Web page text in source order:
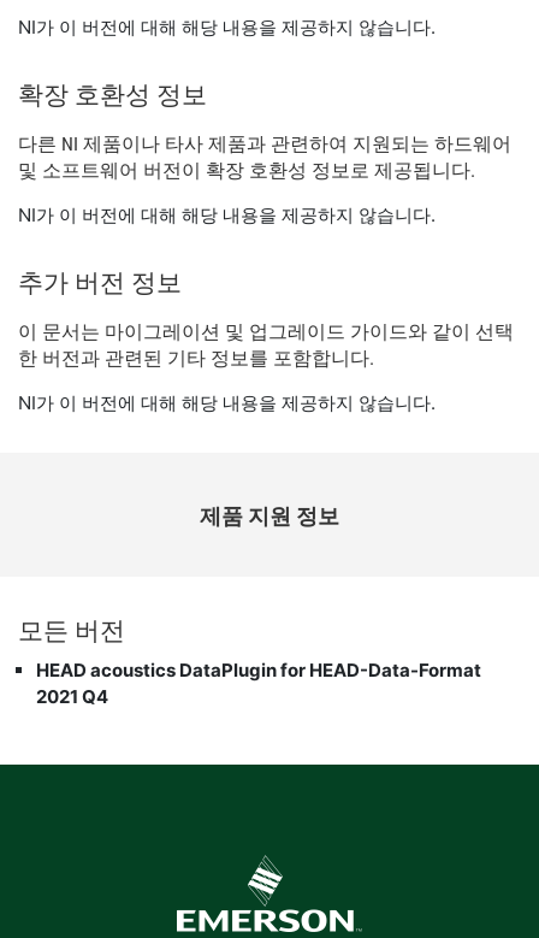
NI가 이 버전에 대해 해당 내용을 제공하지 않습니다.
확장 호환성 정보
다른 NI 제품이나 타사 제품과 관련하여 지원되는 하드웨어
및 소프트웨어 버전이 확장 호환성 정보로 제공됩니다.
NI가 이 버전에 대해 해당 내용을 제공하지 않습니다.
추가 버전 정보
이 문서는 마이그레이션 및 업그레이드 가이드와 같이 선택
한 버전과 관련된 기타 정보를 포함합니다.
NI가 이 버전에 대해 해당 내용을 제공하지 않습니다.
제품 지원 정보
모든 버전
HEAD acoustics DataPlugin for HEAD-Data-Format
2021 Q4